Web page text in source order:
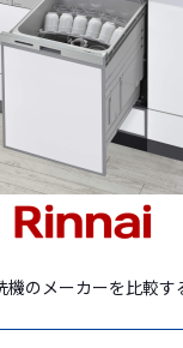
のメーカーを比較す